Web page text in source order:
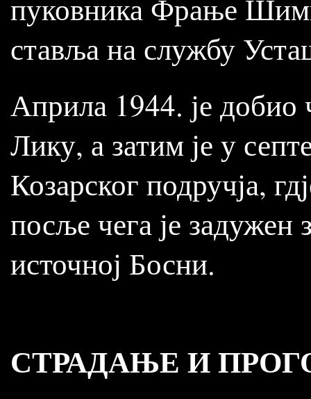
пуковника Фрање
ставља на службу
Априла 1944. је добио
Лику, а затим је у
Козарског подручја,
посље чега је задужен
источној Босни.
СТРАДАЊЕ И